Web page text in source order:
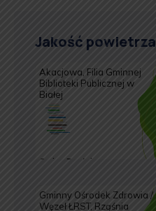
Jakość powietrza